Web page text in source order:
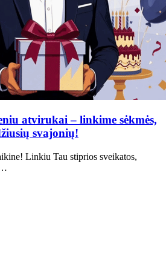
atvirukai – linkime sėkmės,
svajonių!
Linkiu Tau stiprios sveikatos,